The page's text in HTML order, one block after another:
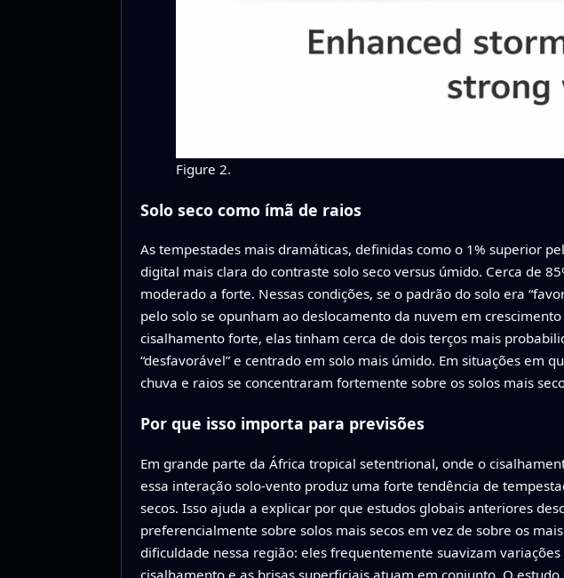
Figure 2.
Solo seco como ímã de raios
As tempestades mais dramáticas, definidas como o 1% superior
digital mais clara do contraste solo seco versus úmido. Cerca de
moderado a forte. Nessas condições, se o padrão do solo era
pelo solo se opunham ao deslocamento da nuvem em
cisalhamento forte, elas tinham cerca de dois terços mais
“desfavorável” e centrado em solo mais úmido. Em situações em
chuva e raios se concentraram fortemente sobre os solos mais
Por que isso importa para previsões
Em grande parte da África tropical setentrional, onde o
essa interação solo-vento produz uma forte tendência de
secos. Isso ajuda a explicar por que estudos globais anteriores
preferencialmente sobre solos mais secos em vez de sobre os
dificuldade nessa região: eles frequentemente suavizam
cisalhamento e as brisas superficiais atuam em conjunto. O